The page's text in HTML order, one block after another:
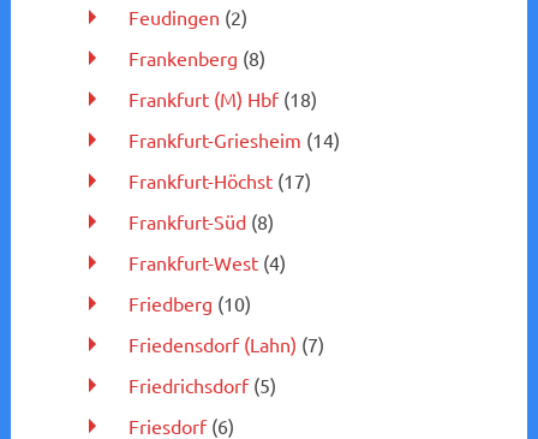
Feudingen (2)
Frankenberg (8)
Frankfurt (M) Hbf(18)
Frankfurt-Griesheim (14)
Frankfurt-Höchst(17)
Frankfurt-Süd(8)
Frankfurt-West(4)
Friedberg (10)
Friedensdorf (Lahn) (7)
Friedrichsdorf(5)
Friesdorf(6)